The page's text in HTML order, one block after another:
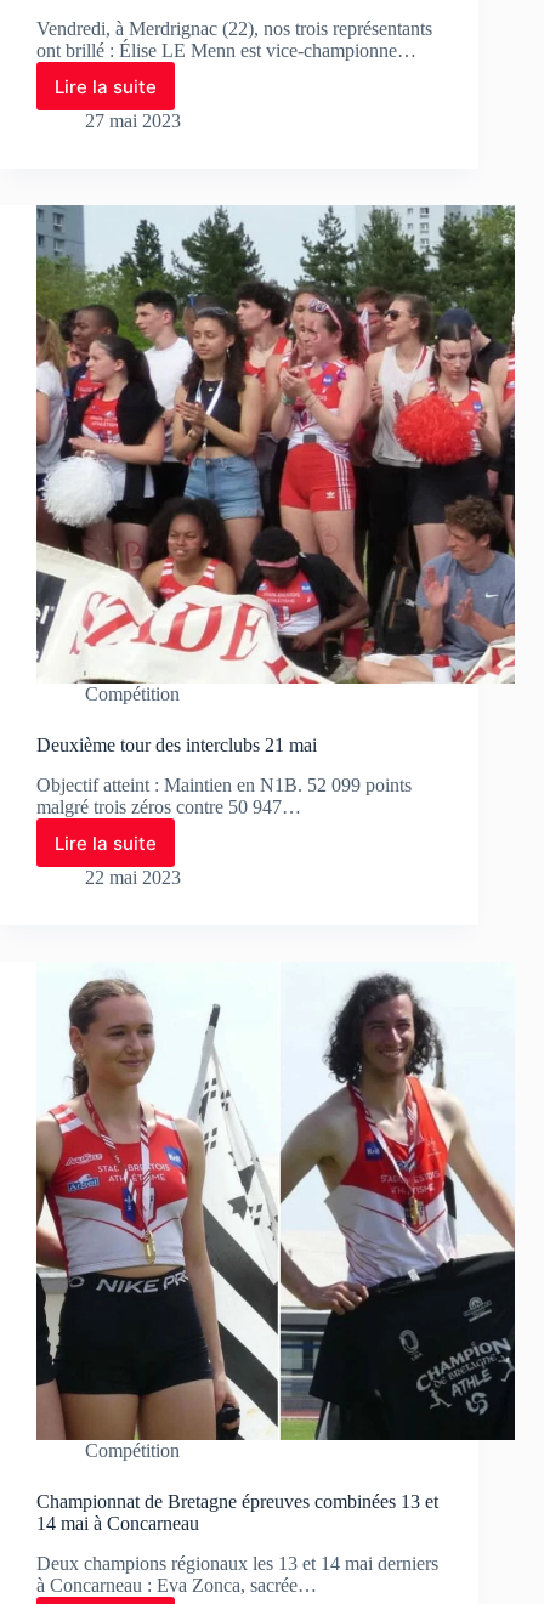
Vendredi, à Merdrignac (22), nos trois représentants
ont brillé : Élise LE Menn est vice-championne…
Lire la suite
27 mai 2023
Compétition
Deuxième tour des interclubs 21 mai
Objectif atteint : Maintien en N1B. 52 099 points
malgré trois zéros contre 50 947…
Lire la suite
22 mai 2023
Compétition
Championnat de Bretagne épreuves combinées 13 et
14 mai à Concarneau
Deux champions régionaux les 13 et 14 mai derniers
à Concarneau : Eva Zonca, sacrée…